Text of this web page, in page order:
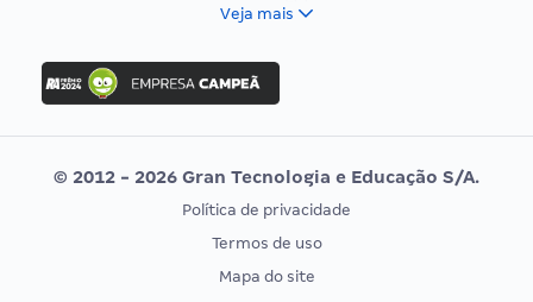
Concurso Ibama
Concurso MPU
Editais publicados
Vunesp
CONCURSOS POR PROFISSÃO
EXAME DE ORDEM
Veja mais
© 2012 - 2026 Gran Tecnologia e Educação S/A.
Política de privacidade
Termos de uso
Mapa do site